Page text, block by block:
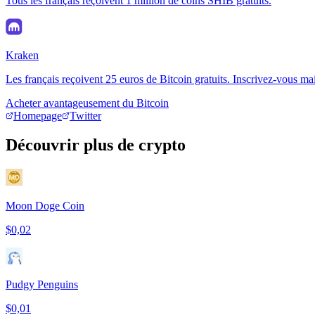
Kraken
Les français reçoivent 25 euros de Bitcoin gratuits. Inscrivez-vous
Acheter avantageusement du Bitcoin
Homepage
Twitter
Découvrir plus de crypto
Moon Doge Coin
$0,02
Pudgy Penguins
$0,01